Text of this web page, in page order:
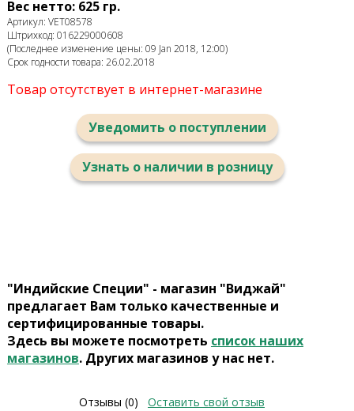
Вес нетто: 625 гр.
Артикул: VET08578
Штрихкод: 016229000608
(Последнее изменение цены: 09 Jan 2018, 12:00)
Срок годности товара: 26.02.2018
Товар отсутствует в интернет-магазине
Уведомить о поступлении
Узнать о наличии в розницу
"Индийские Специи" - магазин "Виджай"
предлагает Вам только качественные и
сертифицированные товары.
Здесь вы можете посмотреть список наших
магазинов. Других магазинов у нас нет.
Отзывы (0) Оставить свой отзыв